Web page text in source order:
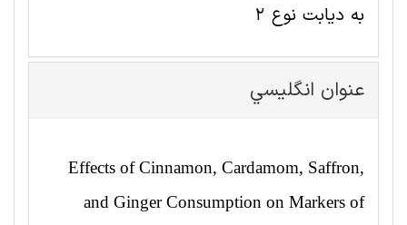
به دیابت نوع 2
عنوان انگليسي
Effects of Cinnamon, Cardamom, Saffron,
and Ginger Consumption on Markers of